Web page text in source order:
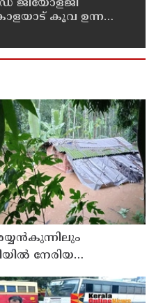
ജിയോളജി
കൂവ ഉന്നതി
നേരിയ